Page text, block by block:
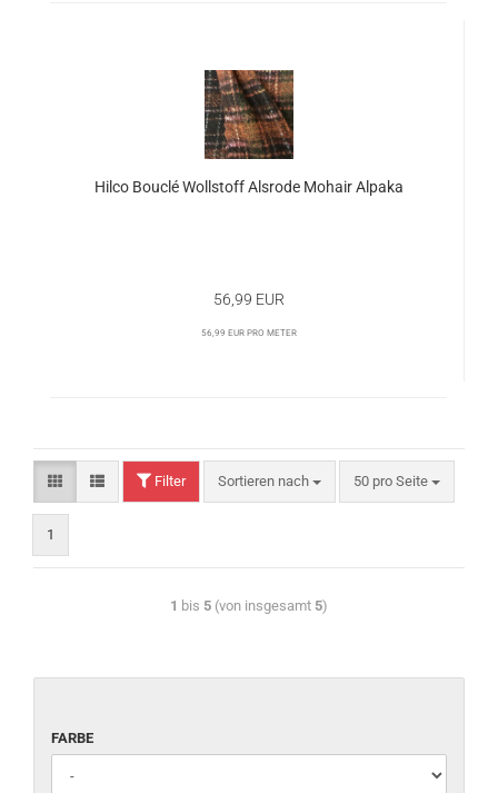
Hilco Bouclé Wollstoff Alsrode Mohair Alpaka
56,99 EUR
56,99 EUR pro Meter
Filter Sortieren nach 50 pro Seite
1
1 bis 5 (von insgesamt 5)
FARBE